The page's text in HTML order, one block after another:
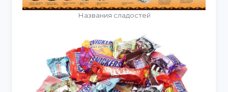
Названия сладостей